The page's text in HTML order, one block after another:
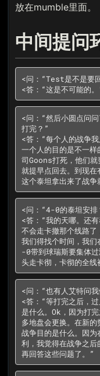
放在mumble里面。
中间提问
<问：“Test是不是要
<答：“这是不可能的。
<问：“然后小圆点问
打完？”
<答：“每个人的战争
一个人的目的是不一
司Goons打死，他们就
就提早点回去。到现
这个泰坦拿出来了战争
<问：“4-0的泰坦安排
<答：“我的天哪。还
不会走卡撤那个线路
我们得找个时间，我
-0带到球瑞斯要集体
头走卡彻，卡彻的全线
<问：“也有人艾特问
<答：“等打完之后，
是什么。Ok，因为打
多地盘会更换。在新
战争目的是什么。因
利，我觉得在战争之后
再回答这些问题了。”